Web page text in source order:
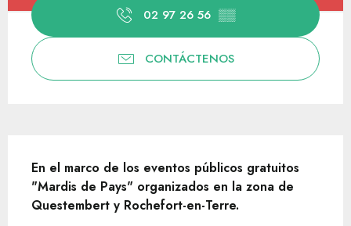
02 97 26 56 ▒▒
CONTÁCTENOS
En el marco de los eventos públicos gratuitos
"Mardis de Pays" organizados en la zona de
Questembert y Rochefort-en-Terre.